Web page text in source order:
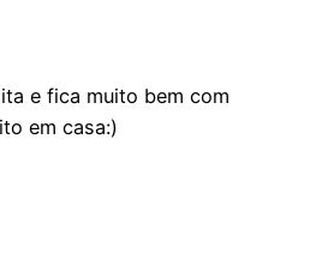
e fica muito bem com
em casa:)